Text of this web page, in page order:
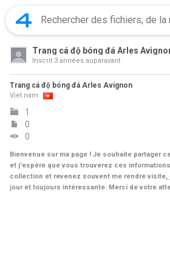
Trang cá độ bóng đá Arles
Inscrit 3 années auparavant
Trang cá độ bóng đá Arles Avignon
Viet nam
1
0
0
Bienvenue sur ma page ! Je souhaite partager
et j'espère que vous trouverez ces
collection et revenez souvent me rendre visite,
jour et toujours intéressante. Merci de votre